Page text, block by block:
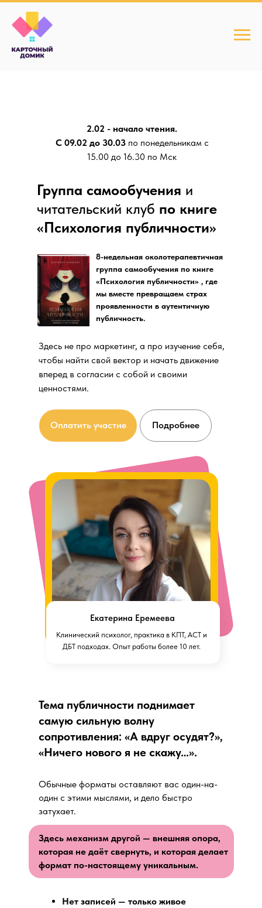
Группа самообучения и
читательский клуб по книге
«Психология публичности»
2.02 - начало чтения.
С 09.02 до 30.03по понедельникам с
15.00 до 16.30 по Мск
8-недельная околотерапевтичная
группа самообучения по книге
«Психология публичности» , где
мы вместе превращаем страх
проявленности в аутентичную
публичность.
Оплатить участие Подробнее
Екатерина Еремеева
Клинический психолог, практика в КПТ, АСТ и
ДБТ подходах. Опыт работы более 10 лет.
Здесь не про маркетинг, а про изучение себя,
чтобы найти свой вектор и начать движение
вперед в согласии с собой и своими
ценностями.
Обычные форматы оставляют вас один-на-
один с этими мыслями, и дело быстро
затухает.
Здесь механизм другой — внешняя опора,
которая не даёт свернуть, и которая делает
формат по-настоящему уникальным.
Нет записей — только живое
Тема публичности поднимает
самую сильную волну
сопротивления: «А вдруг осудят?»,
«Ничего нового я не скажу…».